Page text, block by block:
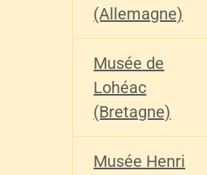
(Allemagne)
Musée de
Lohéac
(Bretagne)
Musée Henri